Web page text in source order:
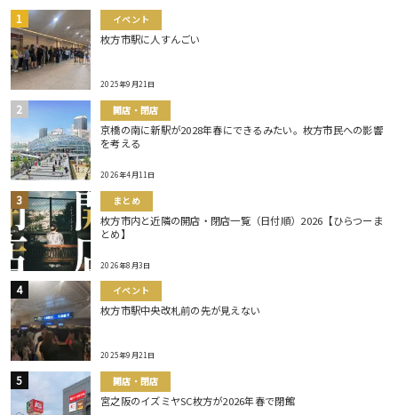
イベント
枚方市駅に人すんごい
2025年9月21日
開店・閉店
京橋の南に新駅が2028年春にできるみたい。枚方市民への影響
を考える
2026年4月11日
まとめ
枚方市内と近隣の開店・閉店一覧（日付順）2026【ひらつーま
とめ】
2026年8月3日
イベント
枚方市駅中央改札前の先が見えない
2025年9月21日
開店・閉店
宮之阪のイズミヤSC枚方が2026年春で閉館